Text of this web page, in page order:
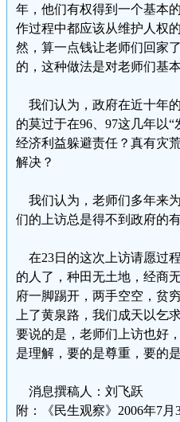
年，他们有权得到一个基本
作过程中都应该从维护人权
然，算一点钱让老师们回家
的，这种做法是对老师们基
我们认为，政府在近十年
的莫过于在96、97这几年以
经济利益躲避责任？真有灾
解决？
我们认为，老师们多年来
们的上访总是得不到政府的
在23日的这次上访请愿过
的人了，种田无土地，经商
府一脚踢开，两手空空，贫
上了黄泉路，我们成天以乞
要说的是，老师们上访也好
是理解，要的是尊重，要的
消息撰稿人：刘飞跃
附：《民生观察》2006年7月